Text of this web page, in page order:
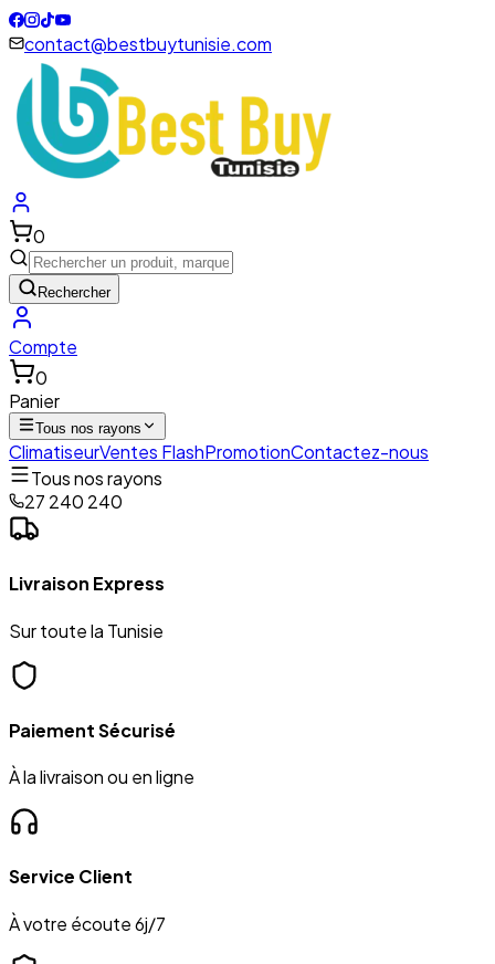
contact@bestbuytunisie.com
0
Rechercher
Compte
0
Panier
Tous nos rayons
ClimatiseurVentes FlashPromotionContactez-nous
Tous nos rayons
27 240 240
Livraison Express
Sur toute la Tunisie
Paiement Sécurisé
À la livraison ou en ligne
Service Client
À votre écoute 6j/7